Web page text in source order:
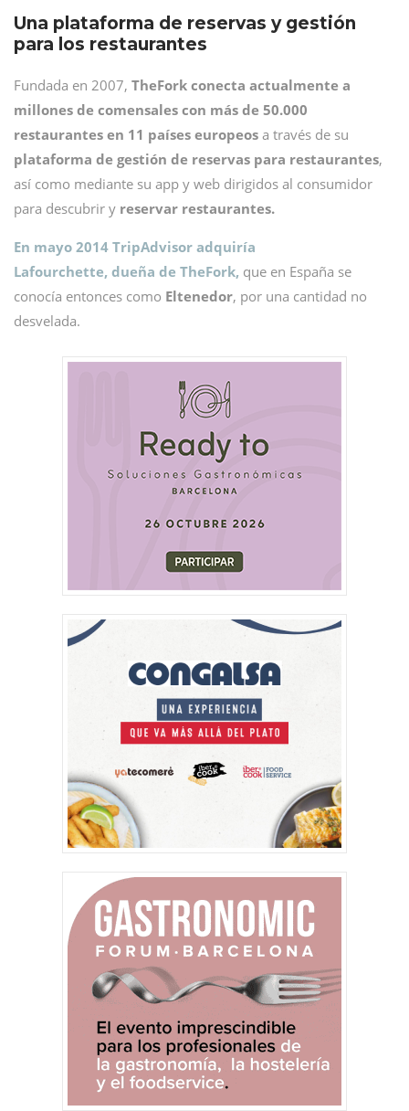
Una plataforma de reservas y gestión
para los restaurantes
Fundada en 2007, TheFork conecta actualmente a
millones de comensales con más de 50.000
restaurantes en 11 países europeos a través de su
plataforma de gestión de reservas para restaurantes,
así como mediante su app y web dirigidos al consumidor
para descubrir y reservar restaurantes.
En mayo 2014 TripAdvisor adquiría
Lafourchette, dueña de TheFork, que en España se
conocía entonces como Eltenedor, por una cantidad no
desvelada.